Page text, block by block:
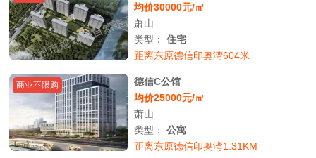
均价30000元/㎡
萧山
类型：住宅
距离东原德信印奥湾604米
商业不限购
德信C公馆
均价25000元/㎡
萧山
类型：公寓
距离东原德信印奥湾1.31KM